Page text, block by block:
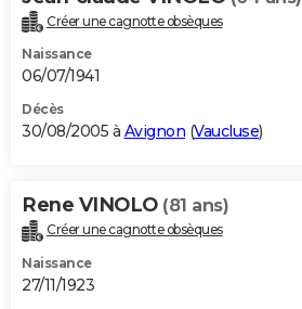
Créer une cagnotte obsèques
Naissance
06/07/1941
Décès
30/08/2005 à Avignon (Vaucluse)
Rene VINOLO (81 ans)
Créer une cagnotte obsèques
Naissance
27/11/1923